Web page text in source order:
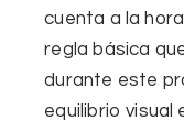
cuenta a la
regla básica
durante este
equilibrio visual